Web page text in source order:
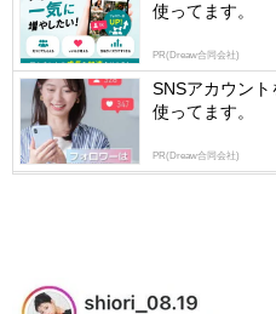
使ってます。
PR(Dreaw合同会社)
SNSアカウン
使ってます。
PR(Dreaw合同会社)